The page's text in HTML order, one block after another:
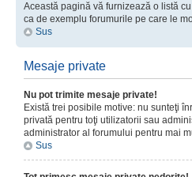
Această pagină vă furnizează o listă
ca de exemplu forumurile pe care le
Sus
Mesaje private
Nu pot trimite mesaje private!
Există trei posibile motive: nu sunteţi
privată pentru toţi utilizatorii sau
administrator al forumului pentru mai
Sus